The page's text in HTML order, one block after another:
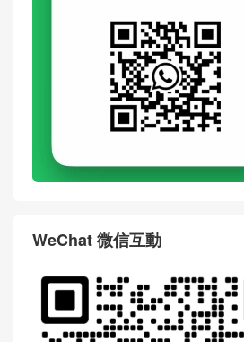
評論前必須登入！
WhatsApp